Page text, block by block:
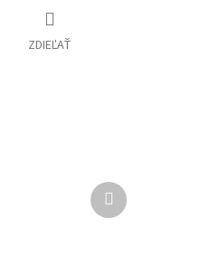
ZDIEĽAŤ
Ďalší
produkt